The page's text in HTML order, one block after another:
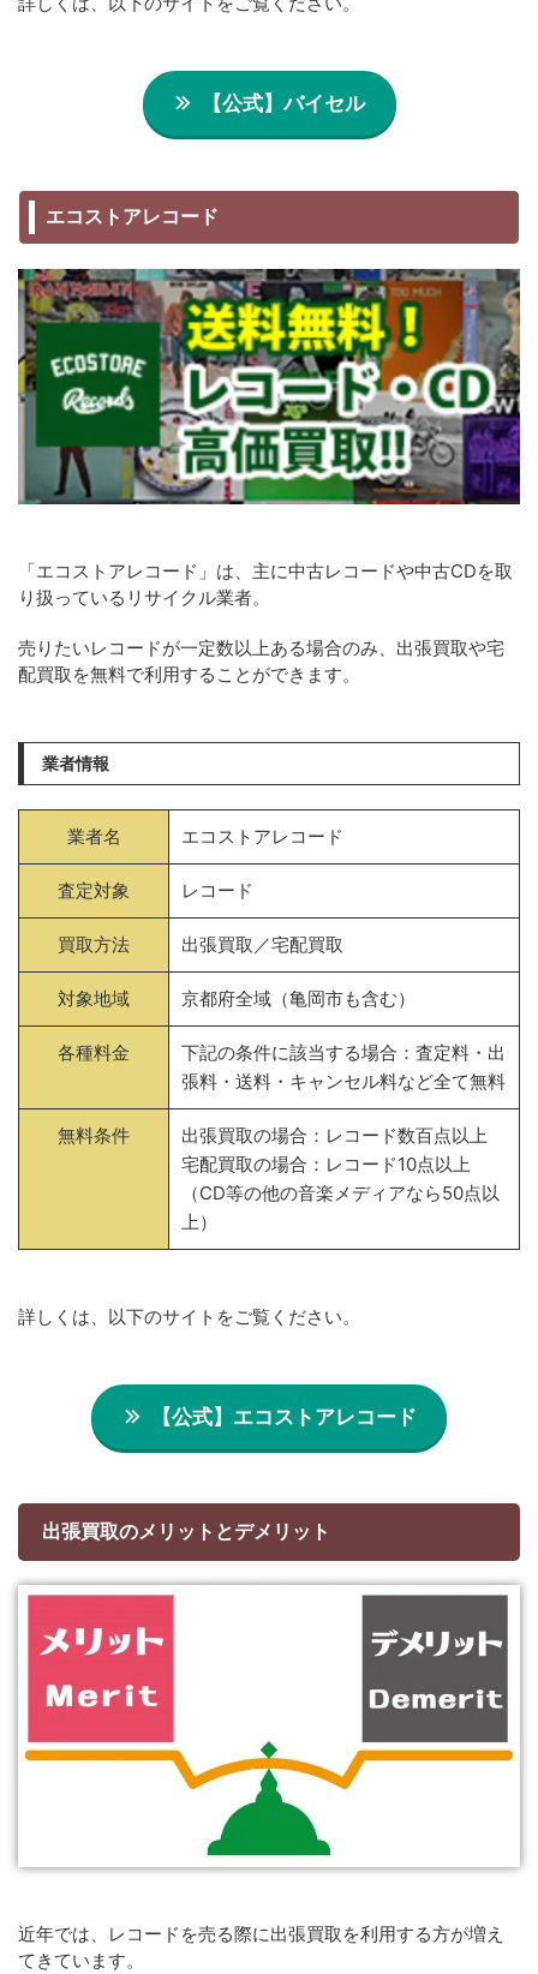
【公式】バイセル
エコストアレコード
「エコストアレコード」は、主に中古レコードや中古CDを取
り扱っているリサイクル業者。
売りたいレコードが一定数以上ある場合のみ、出張買取や宅
配買取を無料で利用することができます。
業者情報
業者名 エコストアレコード
査定対象 レコード
買取方法 出張買取／宅配買取
対象地域 京都府全域（亀岡市も含む）
各種料金
下記の条件に該当する場合：査定料・出
張料・送料・キャンセル料など全て無料
無料条件
出張買取の場合：レコード数百点以上
宅配買取の場合：レコード10点以上
（CD等の他の音楽メディアなら50点以
上）
詳しくは、以下のサイトをご覧ください。
【公式】エコストアレコード
出張買取のメリットとデメリット
近年では、レコードを売る際に出張買取を利用する方が増え
てきています。